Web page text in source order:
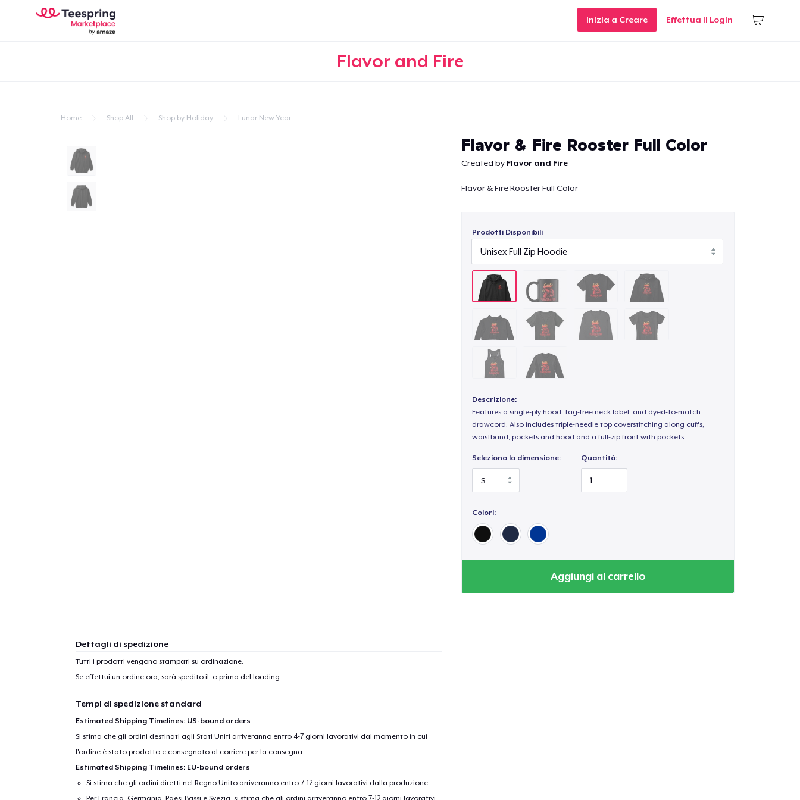
Inizia a Creare Effettua il Login
Flavor and Fire
Home Shop All Shop by Holiday Lunar New Year
Flavor & Fire Rooster Full Color
Created by Flavor and Fire
Flavor & Fire Rooster Full Color
Prodotti Disponibili
Descrizione:
Features a single-ply hood, tag-free neck label, and dyed-to-match
drawcord. Also includes triple-needle top coverstitching along cuffs,
waistband, pockets and hood and a full-zip front with pockets.
Seleziona la dimensione: Quantità:
Colori:
Aggiungi al carrello
Dettagli di spedizione
Tutti i prodotti vengono stampati su ordinazione.
Se effettui un ordine ora, sarà spedito il, o prima del loading....
Tempi di spedizione standard
Estimated Shipping Timelines: US-bound orders
Si stima che gli ordini destinati agli Stati Uniti arriveranno entro 4-7 giorni lavorativi dal momento in cui
l'ordine è stato prodotto e consegnato al corriere per la consegna.
Estimated Shipping Timelines: EU-bound orders
Si stima che gli ordini diretti nel Regno Unito arriveranno entro 7-12 giorni lavorativi dalla produzione.